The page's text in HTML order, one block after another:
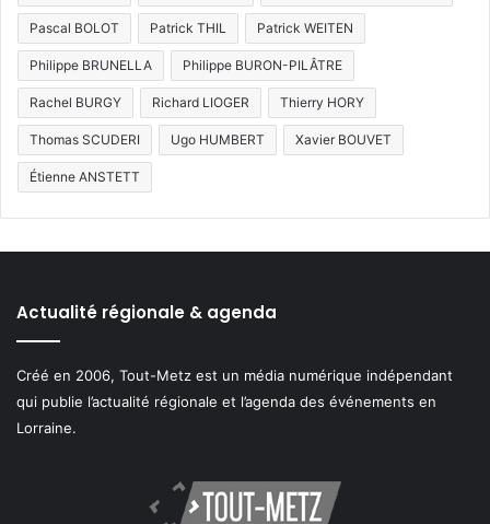
Étienne ANSTETT
Actualité régionale & agenda
Créé en 2006, Tout-Metz est un média numérique indépendant
qui publie l’actualité régionale et l’agenda des événements en
Régie publicitaire web